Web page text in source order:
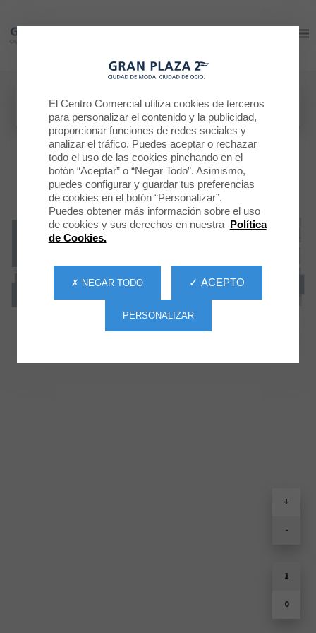
Gran Plaza 2
+
-
1
0
Gran Plaza 2
El Centro Comercial utiliza cookies de terceros
para personalizar el contenido y la publicidad,
proporcionar funciones de redes sociales y
analizar el tráfico. Puedes aceptar o rechazar
todo el uso de las cookies pinchando en el
botón “Aceptar” o “Negar Todo”. Asimismo,
puedes configurar y guardar tus preferencias
de cookies en el botón “Personalizar”.
Puedes obtener más información sobre el uso
de cookies y sus derechos en nuestra Política
de Cookies.
✓ ACEPTO
✗ NEGAR TODO
PERSONALIZAR